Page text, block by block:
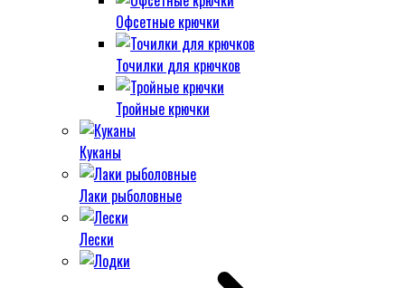
Офсетные крючки
Точилки для крючков
Тройные крючки
Куканы
Лаки рыболовные
Лески